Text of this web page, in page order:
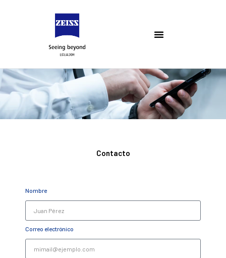
Contacto
Nombre
Correo electrónico